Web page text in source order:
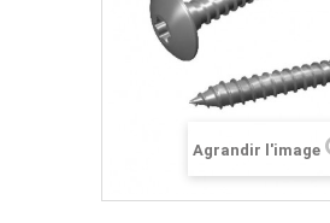
Agrandir l'image